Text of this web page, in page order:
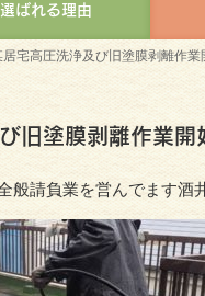
選ばれる理由
宅高圧洗浄及び旧塗膜剥離作業
旧塗膜剥離作業開
般請負業を営んでます酒